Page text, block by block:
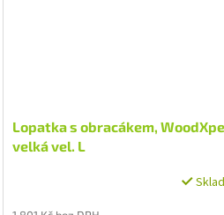
Lopatka s obracákem,
velká vel. L